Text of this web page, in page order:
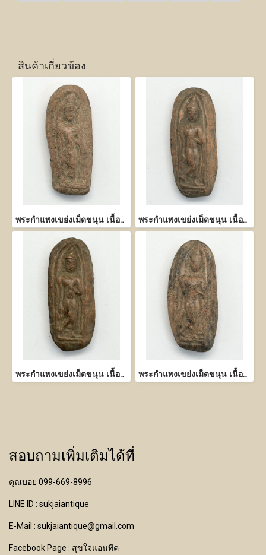
สินค้าเกี่ยวข้อง
พระกำแพงเขย่งเม็ดขนุน เนื้อดิน พระกำแพงเขย่งเม็ดขนุน เนื้อดิน
พระกำแพงเขย่งเม็ดขนุน เนื้อดิน พระกำแพงเขย่งเม็ดขนุน เนื้อดิน
สอบถามเพิ่มเติมได้ที่
คุณบอย 099-669-8996
LINE ID : sukjaiantique
E-Mail : sukjaiantique@gmail.com
Facebook Page : สุขใจแอนทีค